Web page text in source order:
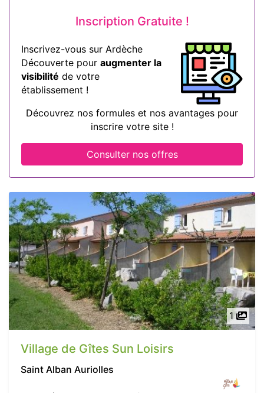
Inscription Gratuite !
Inscrivez-vous sur Ardèche
Découverte pour augmenter la
visibilité de votre
établissement !
Découvrez nos formules et nos avantages pour
inscrire votre site !
Consulter nos offres
1
Village de Gîtes Sun Loisirs
Saint Alban Auriolles